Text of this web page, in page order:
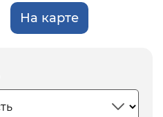
На карте